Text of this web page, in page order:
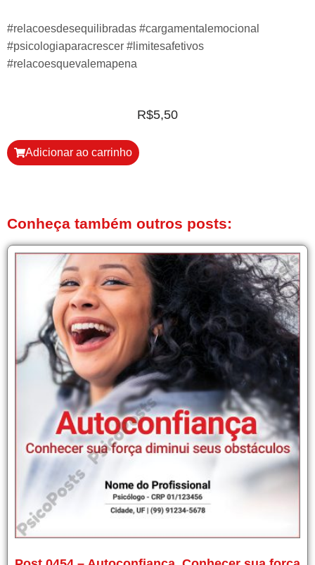
#relacoesdesequilibradas #cargamentalemocional
#psicologiaparacrescer #limitesafetivos
#relacoesquevalemapena
R$5,50
Adicionar ao carrinho
Conheça também outros posts: